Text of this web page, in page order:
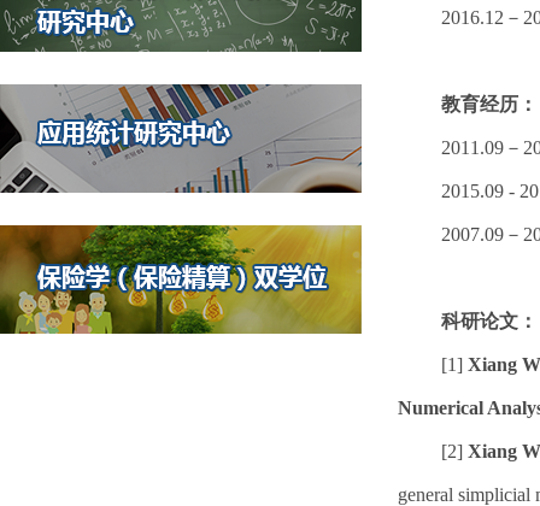
2016.12－
教育经历：
2011.09－
2015.09 -
2007.09－
科研论文：
[1] Xiang
Numerical
[2] Xiang
general simplicial